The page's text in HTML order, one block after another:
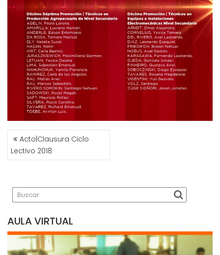
NAVEGACIÓN
DE
ENTRADAS
Acto|Clausura Ciclo
Lectivo 2018
AULA VIRTUAL